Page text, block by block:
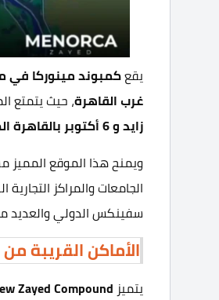
يقعكمبوند مينوركا في
غرب القاهرة، حيث يتمتع
زايد و 6 أكتوبر بالقاهرة الكبرى
ويمنح هذا الموقع المميز
الجامعات والمراكز
سفينكس الدولي والعديد
الأماكن القريبة
يتميز Zayed Compound